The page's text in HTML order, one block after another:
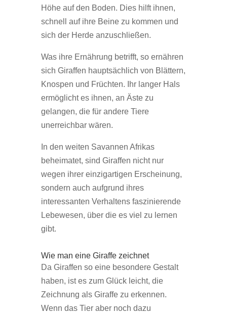
Höhe auf den Boden. Dies hilft ihnen,
schnell auf ihre Beine zu kommen und
sich der Herde anzuschließen.
Was ihre Ernährung betrifft, so ernähren
sich Giraffen hauptsächlich von Blättern,
Knospen und Früchten. Ihr langer Hals
ermöglicht es ihnen, an Äste zu
gelangen, die für andere Tiere
unerreichbar wären.
In den weiten Savannen Afrikas
beheimatet, sind Giraffen nicht nur
wegen ihrer einzigartigen Erscheinung,
sondern auch aufgrund ihres
interessanten Verhaltens faszinierende
Lebewesen, über die es viel zu lernen
gibt.
Wie man eine Giraffe zeichnet
Da Giraffen so eine besondere Gestalt
haben, ist es zum Glück leicht, die
Zeichnung als Giraffe zu erkennen.
Wenn das Tier aber noch dazu